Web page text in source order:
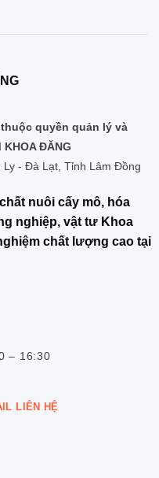
quyền quản lý và
ĐĂNG
- Đà Lạt, Tỉnh Lâm Đồng
nuôi cấy mô, hóa
nghiệp, vật tư Khoa
chất lượng cao tại
– 16:30
LIÊN HỆ